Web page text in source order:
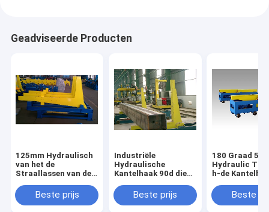
Geadviseerde Producten
125mm Hydraulisch
van het de
Straallassen van de
Vermeld de
Structuurce
Beste prijs
Industriële
Hydraulische
Kantelhaak 90d die
ISO9000 ten val
brengen
Beste prijs
180 Graad
Hydraulic Tilt
h-de
Beste